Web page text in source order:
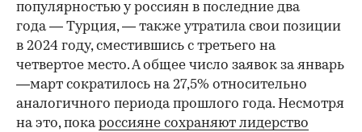
популярностью у россиян в последние два
года — Турция, — также утратила свои позиции
в 2024 году, сместившись с третьего на
четвертое место. А общее число заявок за январь
—март сократилось на 27,5% относительно
аналогичного периода прошлого года. Несмотря
на это, покароссияне сохраняют лидерство